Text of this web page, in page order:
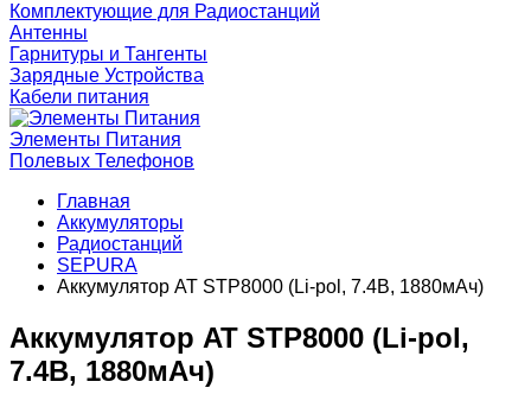
Комплектующие для Радиостанций
Антенны
Гарнитуры и Тангенты
Зарядные Устройства
Кабели питания
Элементы Питания
Полевых Телефонов
Главная
Аккумуляторы
Радиостанций
SEPURA
Аккумулятор AT STP8000 (Li-pol, 7.4В, 1880мАч)
Аккумулятор AT STP8000 (Li-pol,
7.4В, 1880мАч)